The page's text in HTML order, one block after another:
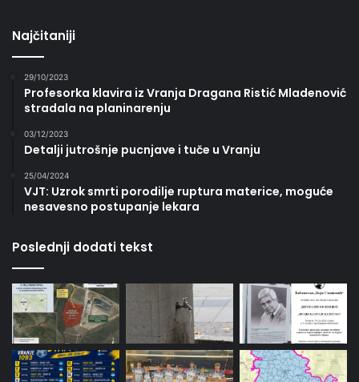
Najčitaniji
29/10/2023
Profesorka klavira iz Vranja Dragana Ristić Mladenović
stradala na planinarenju
03/12/2023
Detalji jutrošnje pucnjave i tuče u Vranju
25/04/2024
VJT: Uzrok smrti porodilje ruptura materice, moguće
nesavesno postupanje lekara
Poslednji dodati tekst